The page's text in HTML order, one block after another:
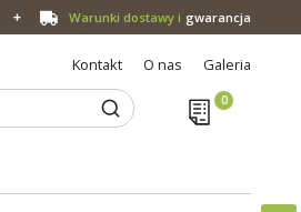
Warunki dostawy i gwarancja
Kontakt O nas Galeria